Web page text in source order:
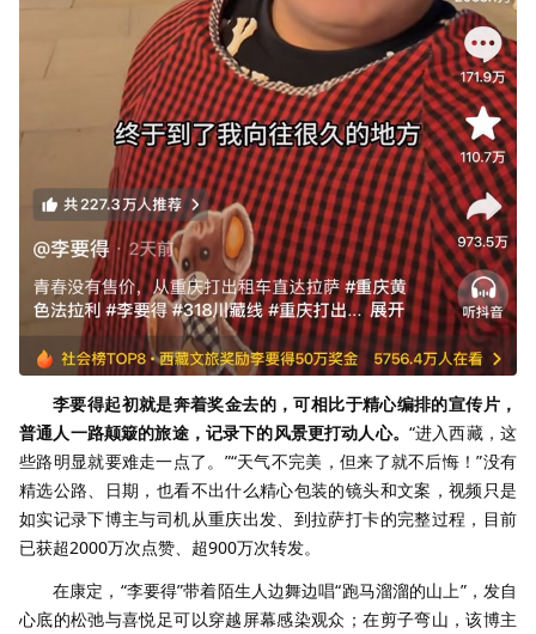
李要得起初就是奔着奖金去的，可相比于精心编排的宣传片，
普通人一路颠簸的旅途，记录下的风景更打动人心。 “进入西藏，这
些路明显就要难走一点了。”“天气不完美，但来了就不后悔！”没有
精选公路、日期，也看不出什么精心包装的镜头和文案，视频只是
如实记录下博主与司机从重庆出发、到拉萨打卡的完整过程，目前
已获超2000万次点赞、超900万次转发。
在康定，“李要得”带着陌生人边舞边唱“跑马溜溜的山上”，发自
心底的松弛与喜悦足可以穿越屏幕感染观众；在剪子弯山，该博主